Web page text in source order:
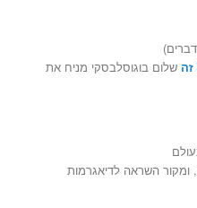
שלום בוגוסלבסקי מניח את
ומקור השראה לדיאגרמות